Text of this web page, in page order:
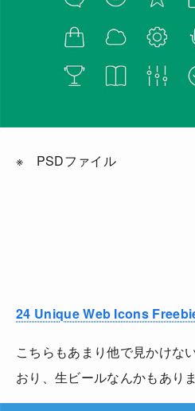
※ PSDファイル
24 Unique Web Icons
こちらもあまり他で見かけな
おり、生ビールなんかもありま